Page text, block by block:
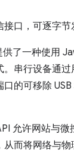
口，可逐字节
了一种使用
串行设备通
的可移除
允许网站与微
而将网络与物